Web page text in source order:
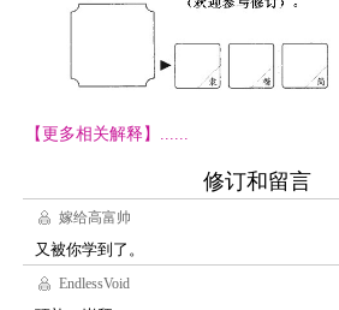
【更多相关解释】......